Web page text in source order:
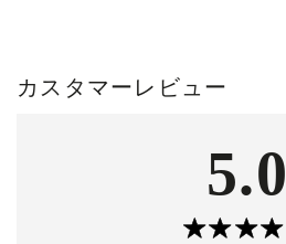
カスタマーレビュー
5.0